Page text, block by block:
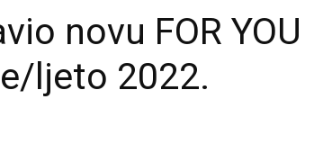
novu FOR YOU
ljeto 2022.